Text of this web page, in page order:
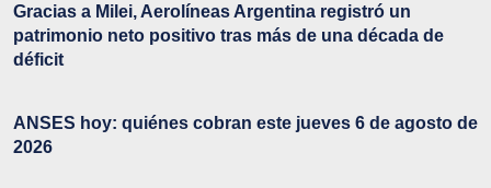
Gracias a Milei, Aerolíneas Argentina registró un
patrimonio neto positivo tras más de una década de
déficit
ANSES hoy: quiénes cobran este jueves 6 de agosto de
2026